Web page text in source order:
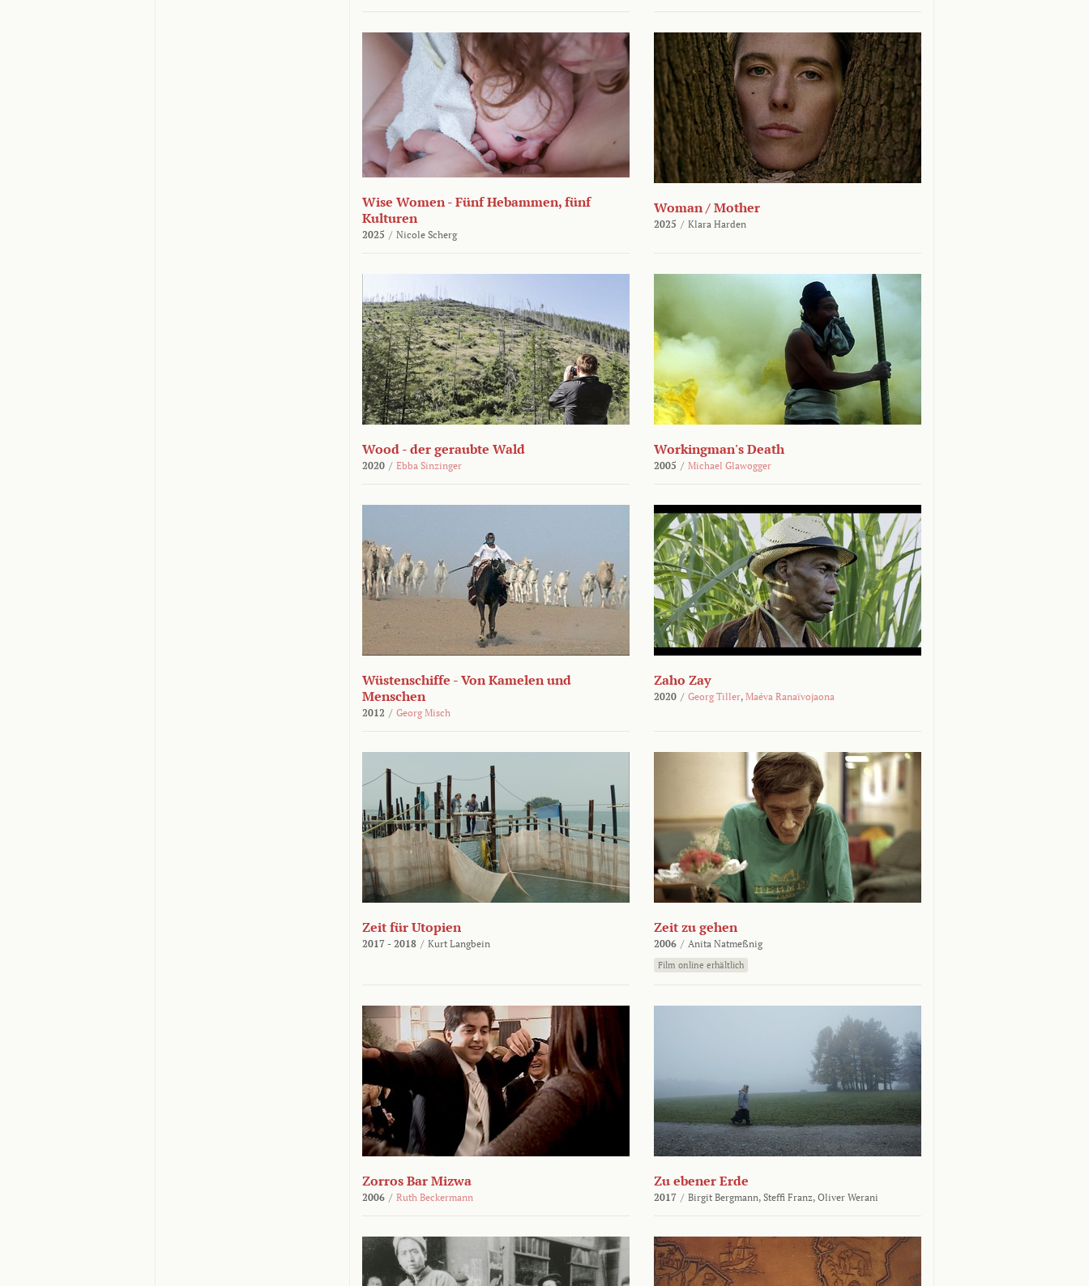
Wise Women - Fünf Hebammen, fünf
Kulturen
2025 / Nicole Scherg
Woman / Mother
2025 / Klara Harden
Wood - der geraubte Wald
2020 / Ebba Sinzinger
Workingman's Death
2005 / Michael Glawogger
Wüstenschiffe - Von Kamelen und
Menschen
2012 / Georg Misch
Zaho Zay
2020 / Georg Tiller, Maéva Ranaïvojaona
Zeit für Utopien
2017 - 2018 / Kurt Langbein
Zeit zu gehen
2006 / Anita Natmeßnig
Film online erhältlich
Zorros Bar Mizwa
2006 / Ruth Beckermann
Zu ebener Erde
2017 / Birgit Bergmann, Steffi Franz, Oliver Werani